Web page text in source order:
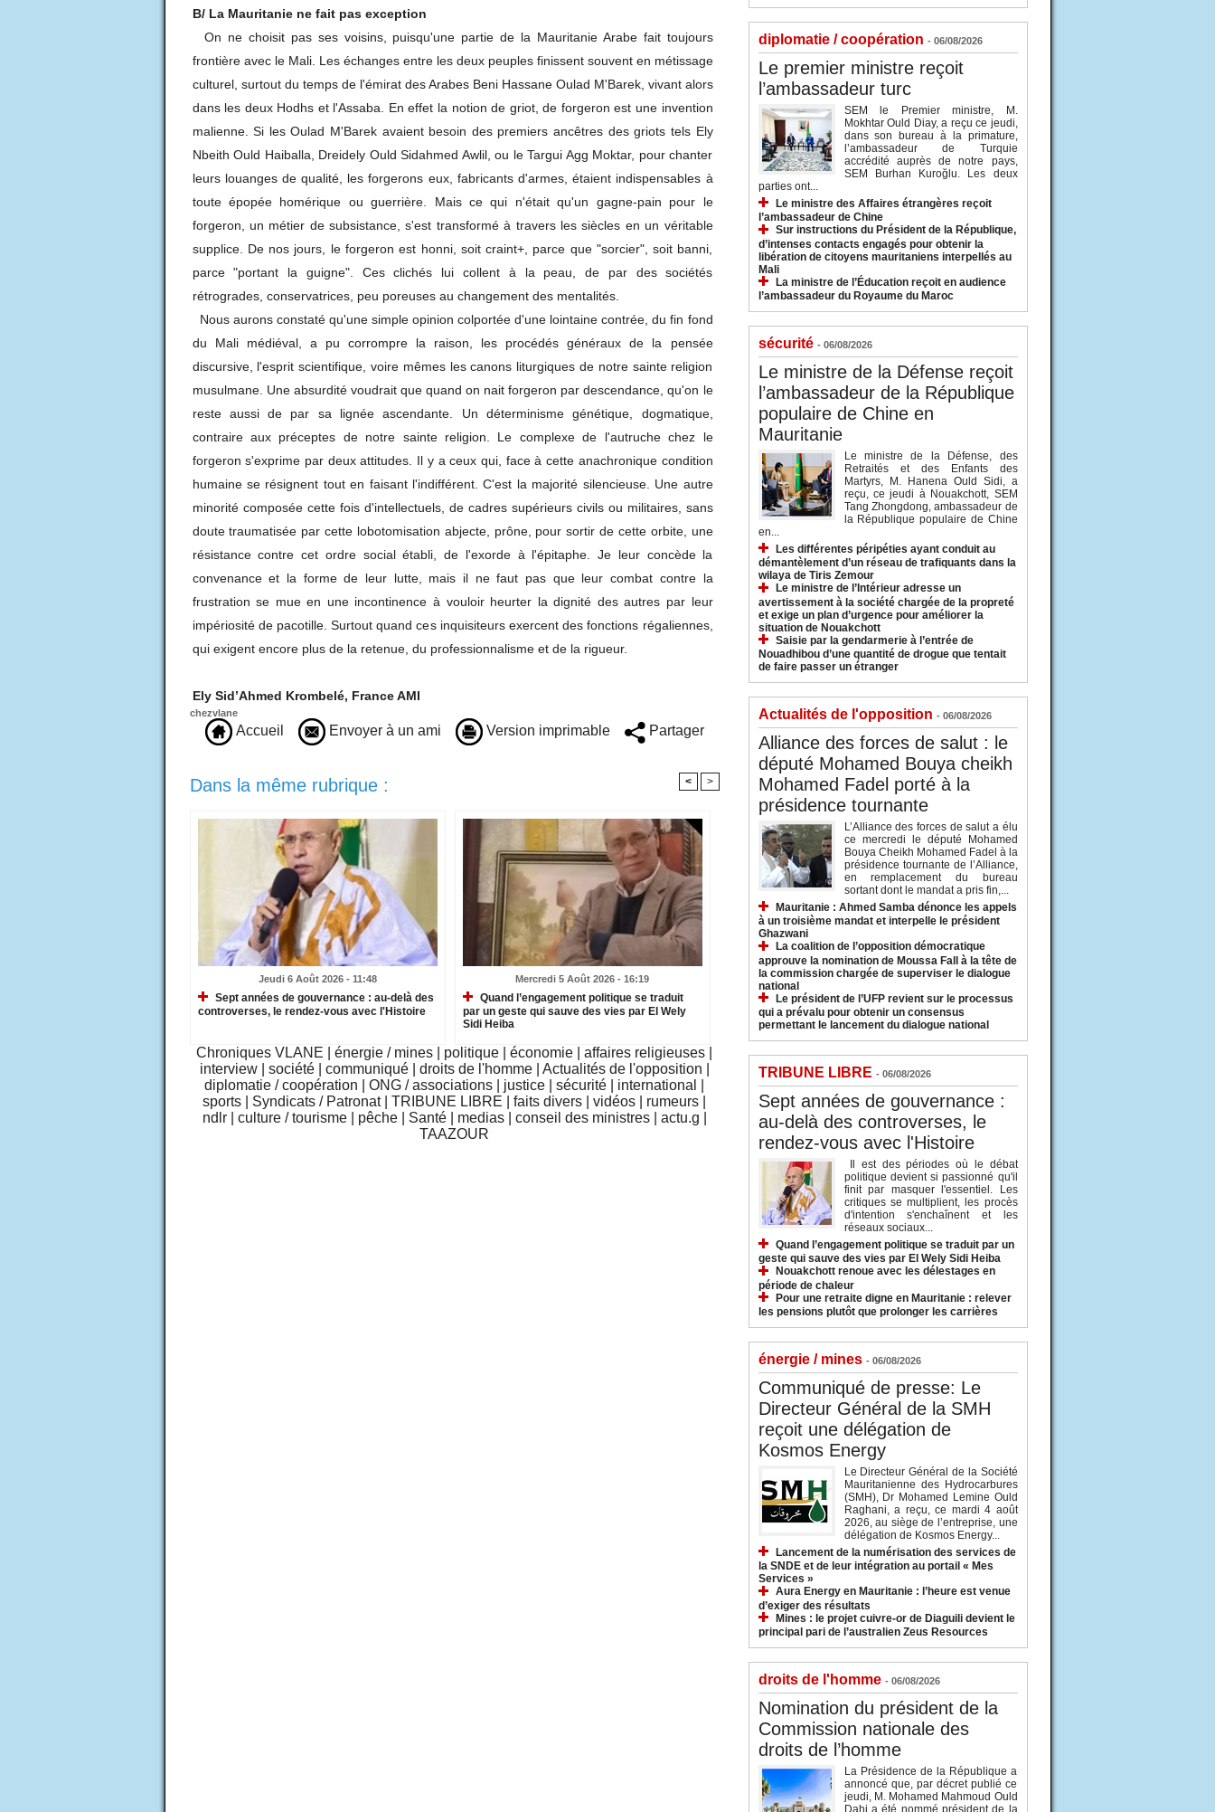
B/ La Mauritanie ne fait pas exception
On ne choisit pas ses voisins, puisqu'une partie de la Mauritanie Arabe fait toujours
frontière avec le Mali. Les échanges entre les deux peuples finissent souvent en métissage
culturel, surtout du temps de l'émirat des Arabes Beni Hassane Oulad M'Barek, vivant alors
dans les deux Hodhs et l'Assaba. En effet la notion de griot, de forgeron est une invention
malienne. Si les Oulad M'Barek avaient besoin des premiers ancêtres des griots tels Ely
Nbeith Ould Haiballa, Dreidely Ould Sidahmed Awlil, ou le Targui Agg Moktar, pour chanter
leurs louanges de qualité, les forgerons eux, fabricants d'armes, étaient indispensables à
toute épopée homérique ou guerrière. Mais ce qui n'était qu'un gagne-pain pour le
forgeron, un métier de subsistance, s'est transformé à travers les siècles en un véritable
supplice. De nos jours, le forgeron est honni, soit craint+, parce que "sorcier", soit banni,
parce "portant la guigne". Ces clichés lui collent à la peau, de par des sociétés
rétrogrades, conservatrices, peu poreuses au changement des mentalités.
Nous aurons constaté qu'une simple opinion colportée d'une lointaine contrée, du fin fond
du Mali médiéval, a pu corrompre la raison, les procédés généraux de la pensée
discursive, l'esprit scientifique, voire mêmes les canons liturgiques de notre sainte religion
musulmane. Une absurdité voudrait que quand on nait forgeron par descendance, qu'on le
reste aussi de par sa lignée ascendante. Un déterminisme génétique, dogmatique,
contraire aux préceptes de notre sainte religion. Le complexe de l'autruche chez le
forgeron s'exprime par deux attitudes. Il y a ceux qui, face à cette anachronique condition
humaine se résignent tout en faisant l'indifférent. C'est la majorité silencieuse. Une autre
minorité composée cette fois d'intellectuels, de cadres supérieurs civils ou militaires, sans
doute traumatisée par cette lobotomisation abjecte, prône, pour sortir de cette orbite, une
résistance contre cet ordre social établi, de l'exorde à l'épitaphe. Je leur concède la
convenance et la forme de leur lutte, mais il ne faut pas que leur combat contre la
frustration se mue en une incontinence à vouloir heurter la dignité des autres par leur
impériosité de pacotille. Surtout quand ces inquisiteurs exercent des fonctions régaliennes,
qui exigent encore plus de la retenue, du professionnalisme et de la rigueur.
Ely Sid’Ahmed Krombelé, France AMI
chezvlane
Accueil Envoyer à un ami Version imprimable Partager
Dans la même rubrique : < >
Jeudi 6 Août 2026 - 11:48
Sept années de gouvernance : au-delà des
controverses, le rendez-vous avec l'Histoire
Mercredi 5 Août 2026 - 16:19
Quand l’engagement politique se traduit
par un geste qui sauve des vies par El Wely
Sidi Heiba
Chroniques VLANE énergie / mines politique économie affaires religieuses
interview
société communiqué droits de l'homme Actualités de l'opposition
diplomatie / coopération
ONG / associations justice sécurité international
sports
Syndicats / Patronat TRIBUNE LIBRE faits divers vidéos rumeurs
ndlr
culture / tourisme pêche Santé medias conseil des ministres actu.g
TAAZOUR
diplomatie / coopération - 06/08/2026
Le premier ministre reçoit
l’ambassadeur turc
SEM le Premier ministre, M.
Mokhtar Ould Diay, a reçu ce jeudi,
dans son bureau à la primature,
l’ambassadeur de Turquie
accrédité auprès de notre pays,
SEM Burhan Kuroğlu. Les deux
parties ont...
Le ministre des Affaires étrangères reçoit
l’ambassadeur de Chine
Sur instructions du Président de la République,
d’intenses contacts engagés pour obtenir la
libération de citoyens mauritaniens interpellés au
Mali
La ministre de l’Éducation reçoit en audience
l’ambassadeur du Royaume du Maroc
sécurité - 06/08/2026
Le ministre de la Défense reçoit
l’ambassadeur de la République
populaire de Chine en
Mauritanie
Le ministre de la Défense, des
Retraités et des Enfants des
Martyrs, M. Hanena Ould Sidi, a
reçu, ce jeudi à Nouakchott, SEM
Tang Zhongdong, ambassadeur de
la République populaire de Chine
en...
Les différentes péripéties ayant conduit au
démantèlement d’un réseau de trafiquants dans la
wilaya de Tiris Zemour
Le ministre de l’Intérieur adresse un
avertissement à la société chargée de la propreté
et exige un plan d’urgence pour améliorer la
situation de Nouakchott
Saisie par la gendarmerie à l’entrée de
Nouadhibou d’une quantité de drogue que tentait
de faire passer un étranger
Actualités de l'opposition - 06/08/2026
Alliance des forces de salut : le
député Mohamed Bouya cheikh
Mohamed Fadel porté à la
présidence tournante
L’Alliance des forces de salut a élu
ce mercredi le député Mohamed
Bouya Cheikh Mohamed Fadel à la
présidence tournante de l’Alliance,
en remplacement du bureau
sortant dont le mandat a pris fin,...
Mauritanie : Ahmed Samba dénonce les appels
à un troisième mandat et interpelle le président
Ghazwani
La coalition de l’opposition démocratique
approuve la nomination de Moussa Fall à la tête de
la commission chargée de superviser le dialogue
national
Le président de l’UFP revient sur le processus
qui a prévalu pour obtenir un consensus
permettant le lancement du dialogue national
TRIBUNE LIBRE - 06/08/2026
Sept années de gouvernance :
au-delà des controverses, le
rendez-vous avec l'Histoire
Il est des périodes où le débat
politique devient si passionné qu'il
finit par masquer l'essentiel. Les
critiques se multiplient, les procès
d'intention s'enchaînent et les
réseaux sociaux...
Quand l’engagement politique se traduit par un
geste qui sauve des vies par El Wely Sidi Heiba
Nouakchott renoue avec les délestages en
période de chaleur
Pour une retraite digne en Mauritanie : relever
les pensions plutôt que prolonger les carrières
énergie / mines - 06/08/2026
Communiqué de presse: Le
Directeur Général de la SMH
reçoit une délégation de
Kosmos Energy
Le Directeur Général de la Société
Mauritanienne des Hydrocarbures
(SMH), Dr Mohamed Lemine Ould
Raghani, a reçu, ce mardi 4 août
2026, au siège de l’entreprise, une
délégation de Kosmos Energy...
Lancement de la numérisation des services de
la SNDE et de leur intégration au portail « Mes
Services »
Aura Energy en Mauritanie : l’heure est venue
d’exiger des résultats
Mines : le projet cuivre-or de Diaguili devient le
principal pari de l’australien Zeus Resources
droits de l'homme - 06/08/2026
Nomination du président de la
Commission nationale des
droits de l’homme
La Présidence de la République a
annoncé que, par décret publié ce
jeudi, M. Mohamed Mahmoud Ould
Dahi a été nommé président de la